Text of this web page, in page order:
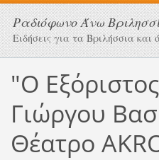
Ραδιόφωνο Άνω
Ειδήσεις για τα Βριλήσσια και
"Ο
Γιώργου
Θέατρο